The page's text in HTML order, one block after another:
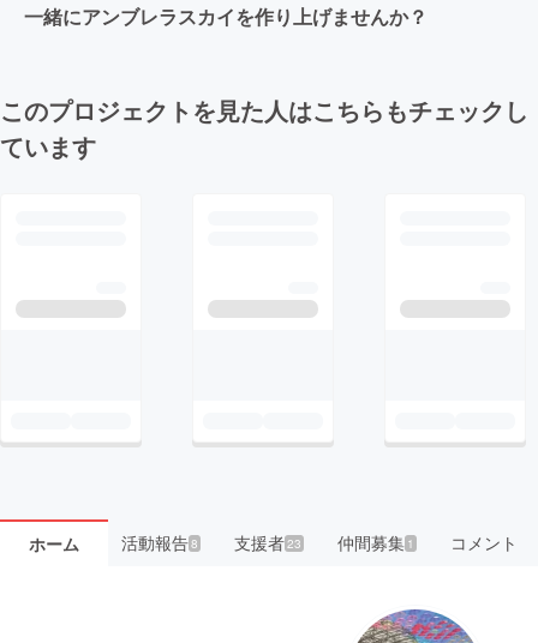
一緒にアンブレラスカイを作り上げませんか？
このプロジェクトを見た人はこちらもチェックし
ています
ホーム 活動報告8 支援者 23 仲間募集 1 コメント